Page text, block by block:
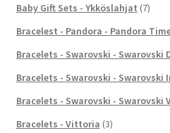
Baby Gift Sets - Ykköslahjat (7)
Bracelest - Pandora - Pandora
Bracelets - Swarovski - Swarovski
Bracelets - Swarovski - Swarovski
Bracelets - Swarovski - Swarovski
Bracelets - Vittoria (3)